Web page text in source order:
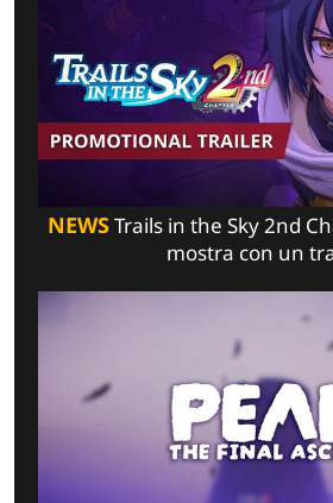
NEWSTrails in the Sky 2nd
mostra con un